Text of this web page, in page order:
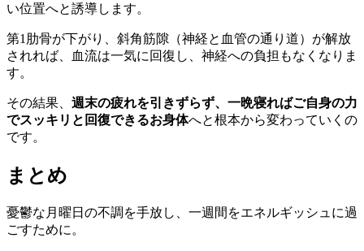
い位置へと誘導します。
第1肋骨が下がり、斜角筋隙（神経と血管の通り道）が解放
されれば、血流は一気に回復し、神経への負担もなくなりま
す。
その結果、 週末の疲れを引きずらず、一晩寝ればご自身の力
でスッキリと回復できるお身体へと根本から変わっていくの
です。
まとめ
憂鬱な月曜日の不調を手放し、一週間をエネルギッシュに過
ごすために。